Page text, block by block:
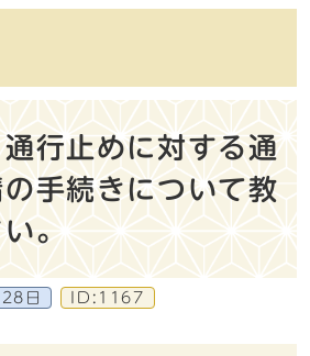
行止めに対する通
手続きについて教
。
日 ID:1167